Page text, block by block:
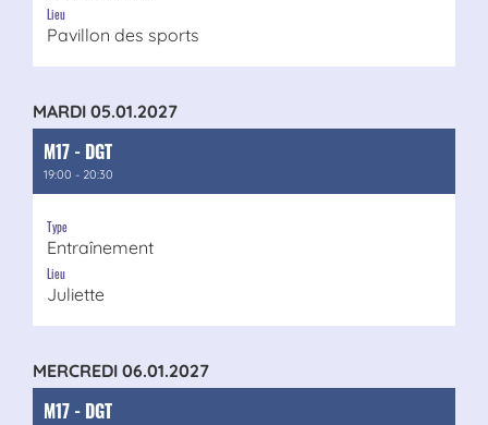
Lieu
Pavillon des sports
MARDI 05.01.2027
M17 - DGT
19:00 - 20:30
Type
Entraînement
Lieu
Juliette
MERCREDI 06.01.2027
M17 - DGT